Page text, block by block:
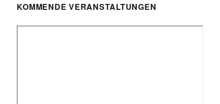
KOMMENDE VERANSTALTUNGEN